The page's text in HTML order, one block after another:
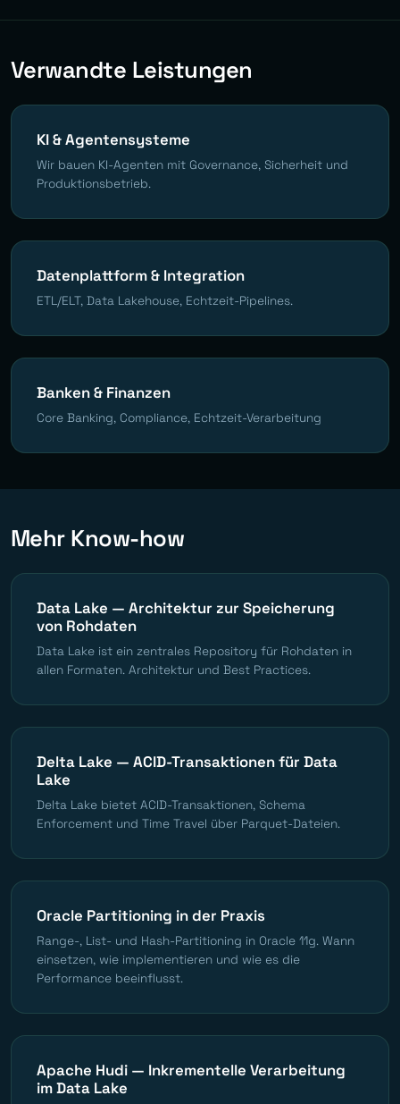
Verwandte Leistungen
KI & Agentensysteme
Wir bauen KI-Agenten mit Governance, Sicherheit und
Produktionsbetrieb.
Datenplattform & Integration
ETL/ELT, Data Lakehouse, Echtzeit-Pipelines.
Banken & Finanzen
Core Banking, Compliance, Echtzeit-Verarbeitung
Mehr Know-how
Data Lake — Architektur zur Speicherung
von Rohdaten
Data Lake ist ein zentrales Repository für Rohdaten in
allen Formaten. Architektur und Best Practices.
Delta Lake — ACID-Transaktionen für Data
Lake
Delta Lake bietet ACID-Transaktionen, Schema
Enforcement und Time Travel über Parquet-Dateien.
Oracle Partitioning in der Praxis
Range-, List- und Hash-Partitioning in Oracle 11g. Wann
einsetzen, wie implementieren und wie es die
Performance beeinflusst.
Apache Hudi — Inkrementelle Verarbeitung
im Data Lake